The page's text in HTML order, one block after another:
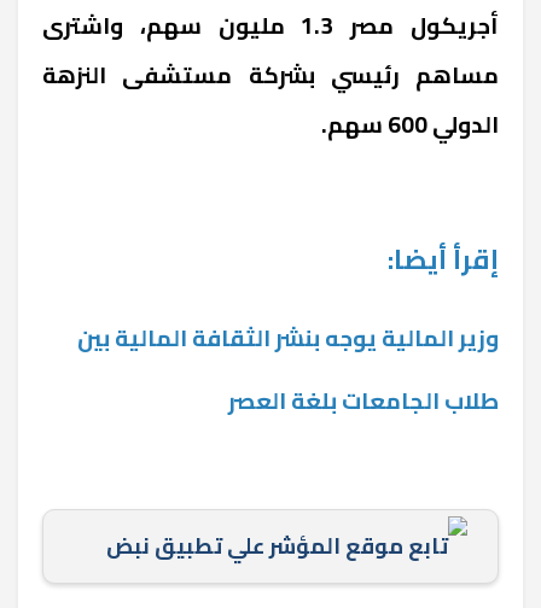
أجريكول مصر 1.3 مليون سهم، واشترى
مساهم رئيسي بشركة مستشفى النزهة
الدولي 600 سهم.
إقرأ أيضا:
وزير المالية يوجه بنشر الثقافة المالية بين
طلاب الجامعات بلغة العصر
تابع موقع المؤشر علي تطبيق نبض